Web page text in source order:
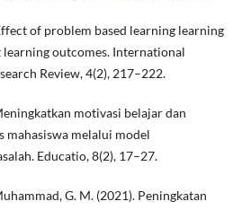
of problem based learning learning
outcomes. International
Review, 4(2), 217–222.
motivasi belajar dan
melalui model
Educatio, 8(2), 17–27.
G. M. (2021). Peningkatan